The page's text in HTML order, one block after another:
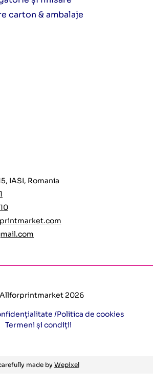
carton & ambalaje
IASI, Romania
2026
/Politica de cookies
Termeni și condiții
made by Wepixel